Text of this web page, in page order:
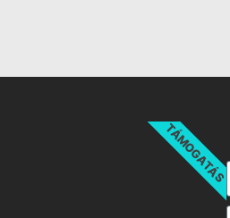
TÁMOGATÁS